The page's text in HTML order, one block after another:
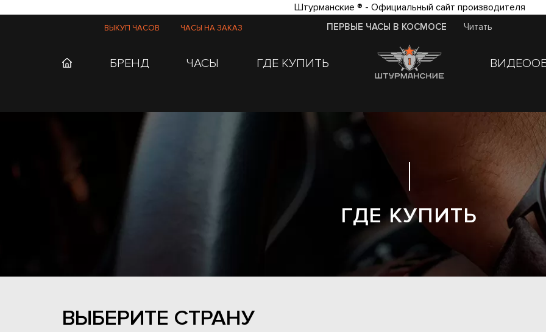
Штурманские ® - Официальный сайт производителя
ВЫКУП ЧАСОВ ЧАСЫ НА ЗАКАЗ ПЕРВЫЕ ЧАСЫ В КОСМОСЕ Читать
БРЕНД ЧАСЫ ГДЕ КУПИТЬ
ГДЕ КУПИТЬ
ВЫБЕРИТЕ СТРАНУ